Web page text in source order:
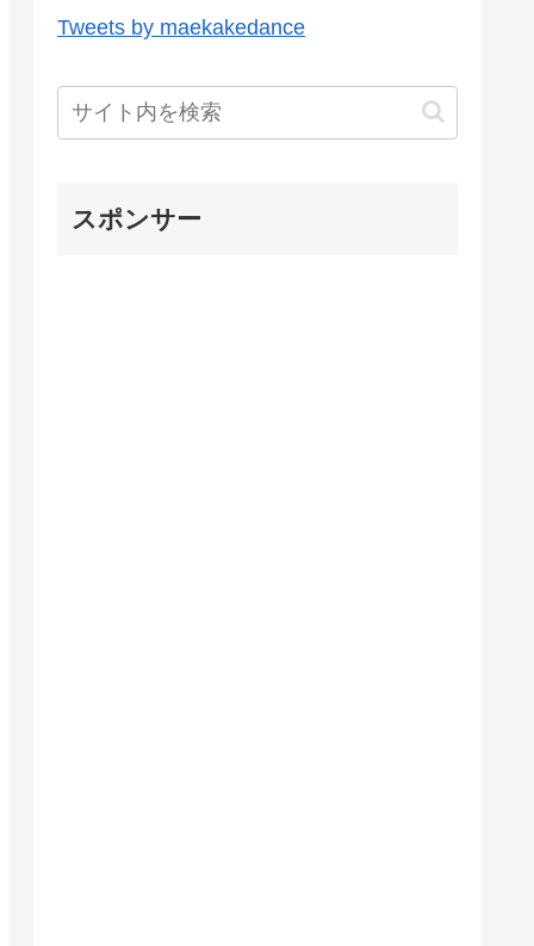
Tweets by maekakedance
スポンサー